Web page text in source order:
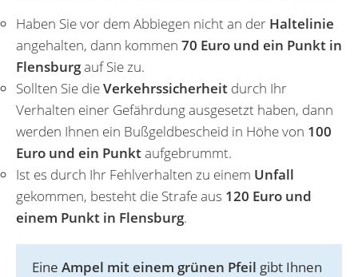
Haben Sie vor dem Abbiegen nicht an der Haltelinie
angehalten, dann kommen 70 Euro und ein Punkt in
Flensburgauf Sie zu.
Sollten Sie dieVerkehrssicherheit durch Ihr
Verhalten einer Gefährdung ausgesetzt haben, dann
werden Ihnen ein Bußgeldbescheid in Höhe von 100
Euro und ein Punktaufgebrummt.
Ist es durch Ihr Fehlverhalten zu einem Unfall
gekommen, besteht die Strafe aus 120 Euro und
einem Punkt in Flensburg.
Eine Ampel mit einem grünen Pfeil gibt Ihnen